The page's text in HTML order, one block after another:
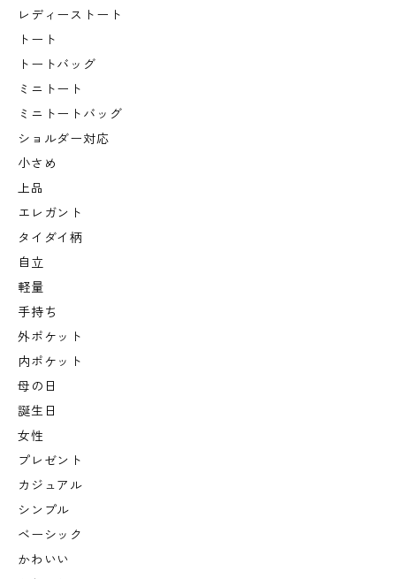
レディーストート
トート
トートバッグ
ミニトート
ミニトートバッグ
ショルダー対応
小さめ
上品
エレガント
タイダイ柄
自立
軽量
手持ち
外ポケット
内ポケット
母の日
誕生日
女性
プレゼント
カジュアル
シンプル
ベーシック
かわいい